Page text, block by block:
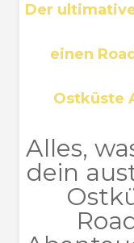
Der
einen
Ostküste
Alles,
dein